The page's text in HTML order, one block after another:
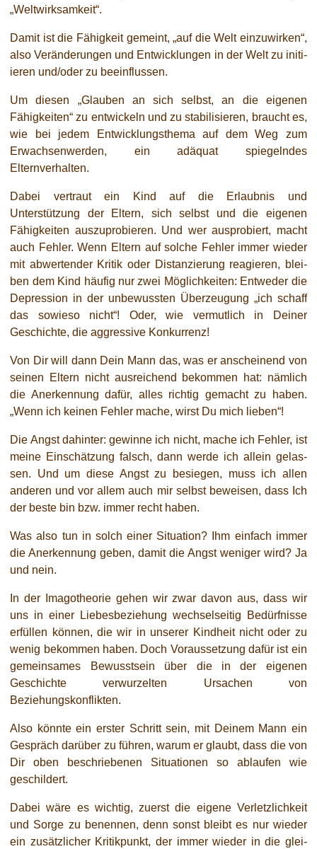
„Weltwirksamkeit“.
Damit ist die Fähigkeit gemeint, „auf die Welt ein­zu­wir­ken“,
also Veränderungen und Entwicklungen in der Welt zu initi­
ie­ren und/oder zu beeinflussen.
Um die­sen „Glauben an sich selbst, an die eige­nen
Fähigkeiten“ zu ent­wi­ckeln und zu sta­bi­li­sie­ren, braucht es,
wie bei jedem Entwicklungsthema auf dem Weg zum
Erwachsenwerden, ein adäquat spie­geln­des
Elternverhalten.
Dabei ver­traut ein Kind auf die Erlaubnis und
Unterstützung der Eltern, sich selbst und die eige­nen
Fähigkeiten aus­zu­pro­bie­ren. Und wer aus­pro­biert, macht
auch Fehler. Wenn Eltern auf sol­che Fehler immer wie­der
mit abwer­ten­der Kritik oder Distanzierung reagie­ren, blei­
ben dem Kind häu­fig nur zwei Möglichkeiten: Entweder die
Depression in der unbe­wuss­ten Überzeugung „ich schaff
das sowie­so nicht“! Oder, wie ver­mut­lich in Deiner
Geschichte, die aggres­si­ve Konkurrenz!
Von Dir will dann Dein Mann das, was er anschei­nend von
sei­nen Eltern nicht aus­rei­chend bekom­men hat: näm­lich
die Anerkennung dafür, alles rich­tig gemacht zu haben.
„Wenn ich kei­nen Fehler mache, wirst Du mich lieben“!
Die Angst dahin­ter: gewin­ne ich nicht, mache ich Fehler, ist
mei­ne Einschätzung falsch, dann wer­de ich allein gelas­
sen. Und um die­se Angst zu besie­gen, muss ich allen
ande­ren und vor allem auch mir selbst bewei­sen, dass Ich
der bes­te bin bzw. immer recht haben.
Was also tun in solch einer Situation? Ihm ein­fach immer
die Anerkennung geben, damit die Angst weni­ger wird? Ja
und nein.
In der Imagotheorie gehen wir zwar davon aus, dass wir
uns in einer Liebesbeziehung wech­sel­sei­tig Bedürfnisse
erfül­len kön­nen, die wir in unse­rer Kindheit nicht oder zu
wenig bekom­men haben. Doch Voraussetzung dafür ist ein
gemein­sa­mes Bewusstsein über die in der eige­nen
Geschichte ver­wur­zel­ten Ursachen von
Beziehungskonflikten.
Also könn­te ein ers­ter Schritt sein, mit Deinem Mann ein
Gespräch dar­über zu füh­ren, war­um er glaubt, dass die von
Dir oben beschrie­be­nen Situationen so ablau­fen wie
geschildert.
Dabei wäre es wich­tig, zuerst die eige­ne Verletzlichkeit
und Sorge zu benen­nen, denn sonst bleibt es nur wie­der
ein zusätz­li­cher Kritikpunkt, der immer wie­der in die glei­